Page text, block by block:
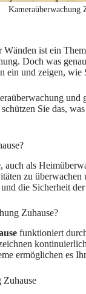
Kameraüberwachung
ist ein
Doch was
ein und zeigen, wie
Sie das,
, auch als
zu
die Sicherheit
Zuhause?
funktioniert
ermöglichen es
Zuhause